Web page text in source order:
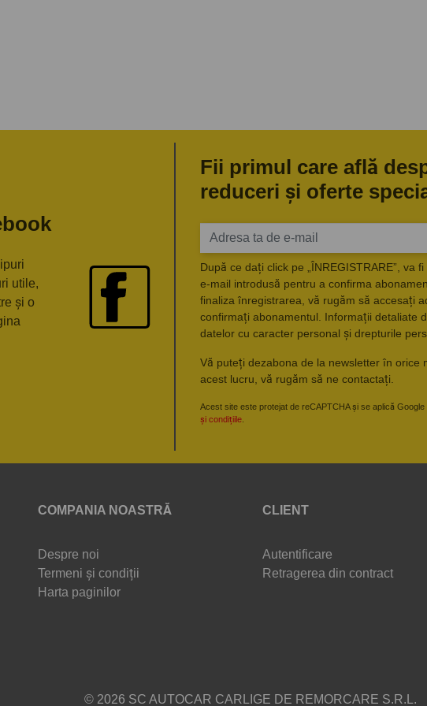
utile,
și o
Fii primul care află
reduceri și oferte
După ce dați click pe „ÎNREGISTRARE”, va
e-mail introdusă pentru a confirma
finaliza înregistrarea, vă rugăm să accesați
confirmați abonamentul. Informații detaliate
datelor cu caracter personal și drepturile
Vă puteți dezabona de la newsletter în orice
acest lucru, vă rugăm să ne contactați.
Acest site este protejat de reCAPTCHA și se aplică Google
și condițiile
COMPANIA NOASTRĂ
Despre noi
Termeni și condiții
Harta paginilor
CLIENT
Autentificare
Retragerea din contract
© 2026 SC AUTOCAR CARLIGE DE REMORCARE S.R.L.